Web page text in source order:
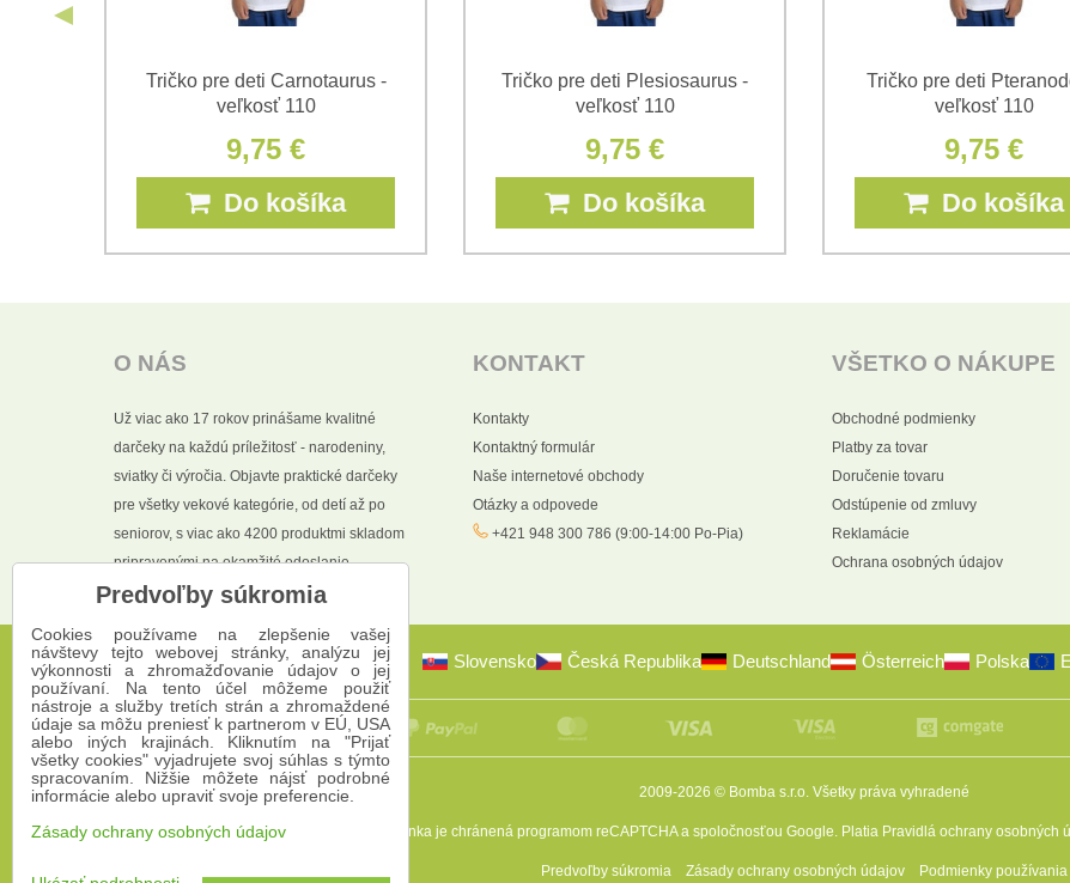
Tričko pre deti Carnotaurus -
veľkosť 110
9,75 €
Do košíka
Tričko pre deti Plesiosaurus -
veľkosť 110
9,75 €
Do košíka
Tričko pre deti
veľkosť 110
9,75 €
Do košíka
O NÁS
Už viac ako 17 rokov prinášame kvalitné
darčeky na každú príležitosť - narodeniny,
sviatky či výročia. Objavte praktické darčeky
pre všetky vekové kategórie, od detí až po
seniorov, s viac ako 4200 produktmi skladom
pripravenými na okamžité odoslanie.
KONTAKT
Kontakty
Kontaktný formulár
Naše internetové obchody
Otázky a odpovede
+421 948 300 786 (9:00-14:00 Po-Pia)
VŠETKO O NÁKUPE
Obchodné podmienky
Platby za tovar
Doručenie tovaru
Odstúpenie od zmluvy
Reklamácie
Ochrana osobných údajov
Slovensko Česká Republika Deutschland Österreich Polska
2009-2026 © Bomba s.r.o. Všetky práva vyhradené
Táto stránka je chránená programom reCAPTCHA a spoločnosťou Google. Platia Pravidlá ochrany osobných
Predvoľby súkromia Zásady ochrany osobných údajov Podmienky používania
Predvoľby súkromia
Cookies používame na zlepšenie vašej
návštevy tejto webovej stránky, analýzu jej
výkonnosti a zhromažďovanie údajov o jej
používaní. Na tento účel môžeme použiť
nástroje a služby tretích strán a zhromaždené
údaje sa môžu preniesť k partnerom v EÚ, USA
alebo iných krajinách. Kliknutím na "Prijať
všetky cookies" vyjadrujete svoj súhlas s týmto
spracovaním. Nižšie môžete nájsť podrobné
informácie alebo upraviť svoje preferencie.
Zásady ochrany osobných údajov